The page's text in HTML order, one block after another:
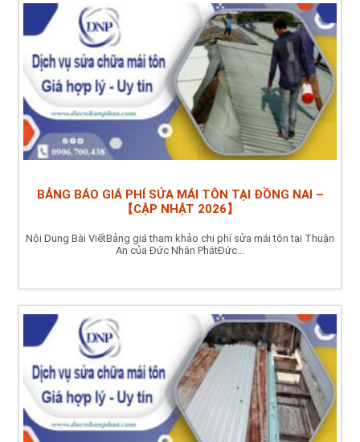
BẢNG BÁO GIÁ PHÍ SỬA MÁI TÔN TẠI ĐỒNG NAI –
【CẬP NHẬT 2026】
Nội Dung Bài ViếtBảng giá tham khảo chi phí sửa mái tôn tại Thuận
An của Đức Nhân PhátĐức...